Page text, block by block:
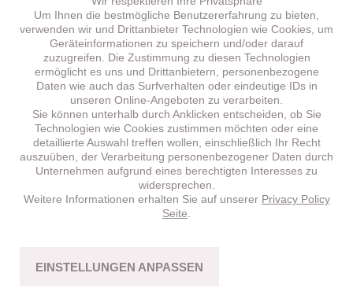
HT 5.1 –
Fahrspass mit Bikes in stimmiger Struktur.
Um Ihnen die bestmögliche Benutzererfahrung zu bieten,
verwenden wir und Drittanbieter Technologien wie Cookies, um
Geräteinformationen zu speichern und/oder darauf
zuzugreifen. Die Zustimmung zu diesen Technologien
ermöglicht es uns und Drittanbietern, personenbezogene
Daten wie auch das Surfverhalten oder eindeutige IDs in
unseren Online-Angeboten zu verarbeiten.
Sie können unterhalb durch Anklicken entscheiden, ob Sie
Technologien wie Cookies zustimmen möchten oder eine
detaillierte Auswahl treffen wollen, einschließlich Ihr Recht
auszuüben, der Verarbeitung personenbezogener Daten durch
Unternehmen aufgrund eines berechtigten Interesses zu
widersprechen.
Weitere Informationen erhalten Sie auf unserer Privacy Policy
Seite
EINSTELLUNGEN ANPASSEN